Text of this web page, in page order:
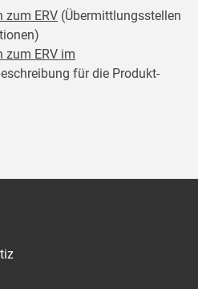
zum ERV (Übermittlungsstellen
zum ERV im
für die Produkt-